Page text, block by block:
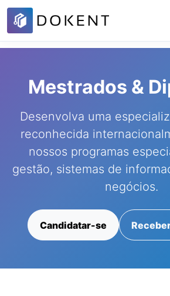
Mestrados &
Desenvolva uma
reconhecida
nossos programas
gestão, sistemas de
negócios.
Candidatar-se